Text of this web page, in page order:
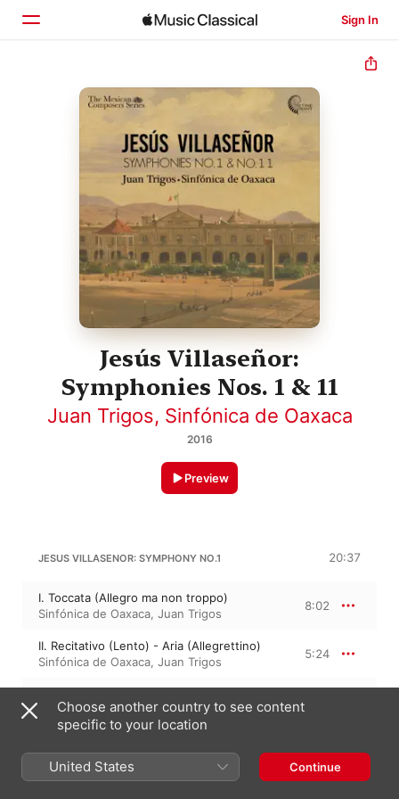
Sign In
Home
Jesús Villaseñor:
Symphonies Nos. 1 & 11
Juan Trigos, Sinfónica de Oaxaca
2016
Preview
JESUS VILLASENOR: SYMPHONY NO.1 20:37
I. Toccata (Allegro ma non troppo)
Sinfónica de Oaxaca, Juan Trigos
8:02
II. Recitativo (Lento) - Aria (Allegrettino)
Sinfónica de Oaxaca, Juan Trigos
5:24
Sinfónica de Oaxaca,Juan Trigos
JESUS VILLASENOR: SYMPHONY NO. 11 19:03
Choose another country to see content
specific to your location
United States Continue